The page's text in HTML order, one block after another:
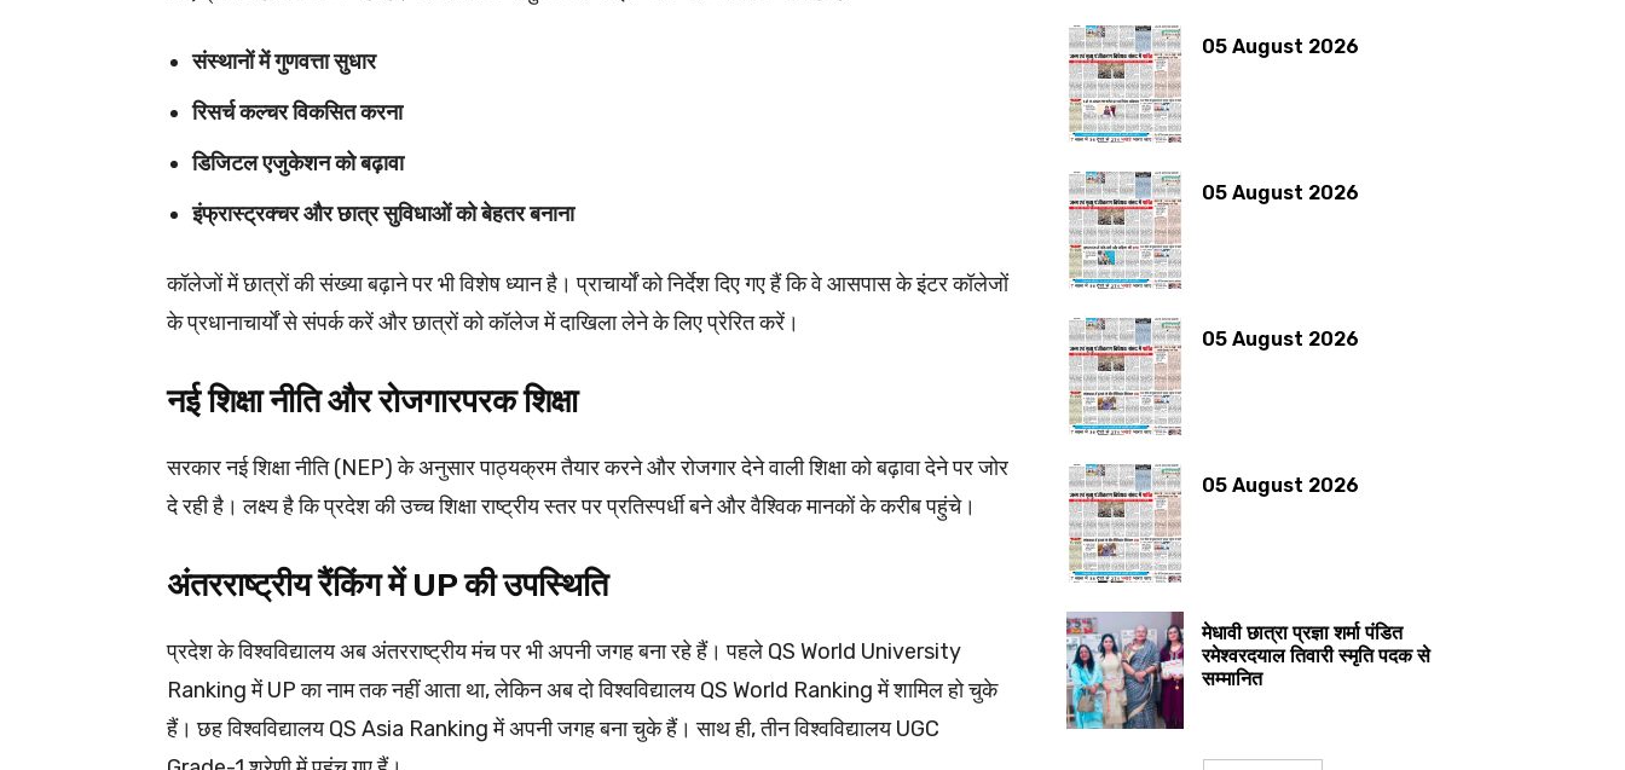
संस्थानों में गुणवत्ता सुधार
रिसर्च कल्चर विकसित करना
डिजिटल एजुकेशन को बढ़ावा
इंफ्रास्ट्रक्चर और छात्र सुविधाओं को बेहतर बनाना
कॉलेजों में छात्रों की संख्या बढ़ाने पर भी विशेष ध्यान है। प्राचार्यों को निर्देश दिए गए हैं कि वे आसपास के इंटर कॉलेजों
के प्रधानाचार्यों से संपर्क करें और छात्रों को कॉलेज में दाखिला लेने के लिए प्रेरित करें।
नई शिक्षा नीति और रोजगारपरक शिक्षा
सरकार नई शिक्षा नीति (NEP) के अनुसार पाठ्यक्रम तैयार करने और रोजगार देने वाली शिक्षा को बढ़ावा देने पर जोर
दे रही है। लक्ष्य है कि प्रदेश की उच्च शिक्षा राष्ट्रीय स्तर पर प्रतिस्पर्धी बने और वैश्विक मानकों के करीब पहुंचे।
अंतरराष्ट्रीय रैंकिंग में UP की उपस्थिति
प्रदेश के विश्वविद्यालय अब अंतरराष्ट्रीय मंच पर भी अपनी जगह बना रहे हैं। पहले QS World University
Ranking में UP का नाम तक नहीं आता था, लेकिन अब दो विश्वविद्यालय QS World Ranking में शामिल हो चुके
हैं। छह विश्वविद्यालय QS Asia Ranking में अपनी जगह बना चुके हैं। साथ ही, तीन विश्वविद्यालय UGC
05 August 2026
05 August 2026
05 August 2026
05 August 2026
मेधावी छात्रा प्रज्ञा शर्मा पंडित
रमेश्वरदयाल तिवारी स्मृति पदक से
सम्मानित